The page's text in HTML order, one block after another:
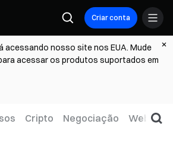
Criar conta
acessando nosso site nos EUA. Mude
acessar os produtos suportados em
Cripto Negociação Web3